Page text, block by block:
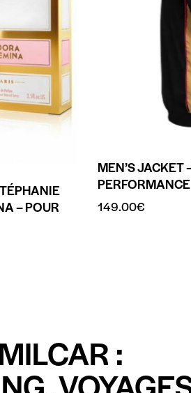
– POUR
MEN’S JACKET
PERFORMANCE
149.00€
: